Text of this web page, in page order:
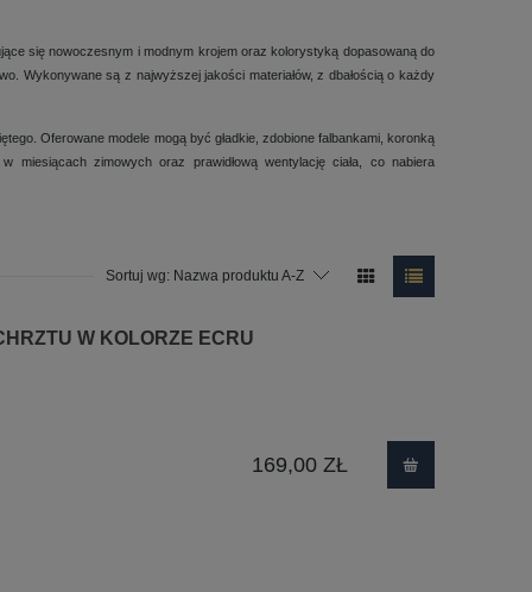
się nowoczesnym i modnym krojem oraz kolorystyką dopasowaną do
Wykonywane są z najwyższej jakości materiałów, z dbałością o każdy
Oferowane modele mogą być gładkie, zdobione falbankami, koronką
miesiącach zimowych oraz prawidłową wentylację ciała, co nabiera
Sortuj wg: Nazwa produktu A-Z
W KOLORZE ECRU
169,00 ZŁ